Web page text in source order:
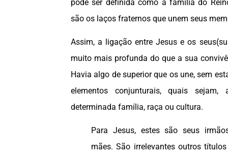
pode ser definida como a família do
são os laços fraternos que unem seus
Assim, a ligação entre Jesus e os
muito mais profunda do que a sua
Havia algo de superior que os une, sem
elementos conjunturais, quais
determinada família, raça ou cultura.
Para Jesus, estes são seus
mães. São irrelevantes outros